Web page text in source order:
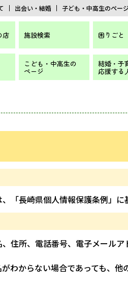
出会い・結婚 子ども・中高生のページ
店 施設検索 困りごと
こども・中高生の
ページ
結婚・子
応援する
「長崎県個人情報保護条例」に
住所、電話番号、電子メール
わからない場合であっても、